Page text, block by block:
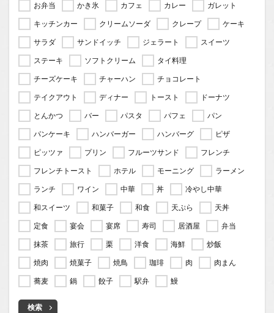
お弁当
かき氷 カフェ カレー
ガレット
キッチンカー
クリームソーダ クレープ
ケーキ
サラダ
サンドイッチ ジェラート
スイーツ
ステーキ
ソフトクリーム
タイ料理
チーズケーキ
チャーハン
チョコレート
テイクアウト
ディナー トースト
ドーナツ
とんかつ
バー パスタ パフェ
パン
パンケーキ
ハンバーガー ハンバーグ
ピザ
ピッツァ
プリン フルーツサンド
フレンチ
フレンチトースト
ホテル モーニング
ラーメン
ランチ
ワイン 中華 丼
冷やし中華
和スイーツ
和菓子 和食 天ぷら
天丼
定食
宴会 宴席 寿司 居酒屋
弁当
抹茶
旅行 栗 洋食 海鮮
炒飯
焼肉
焼菓子 焼鳥 珈琲 肉
肉まん
蕎麦
鍋 餃子 駅弁 鰻
検索